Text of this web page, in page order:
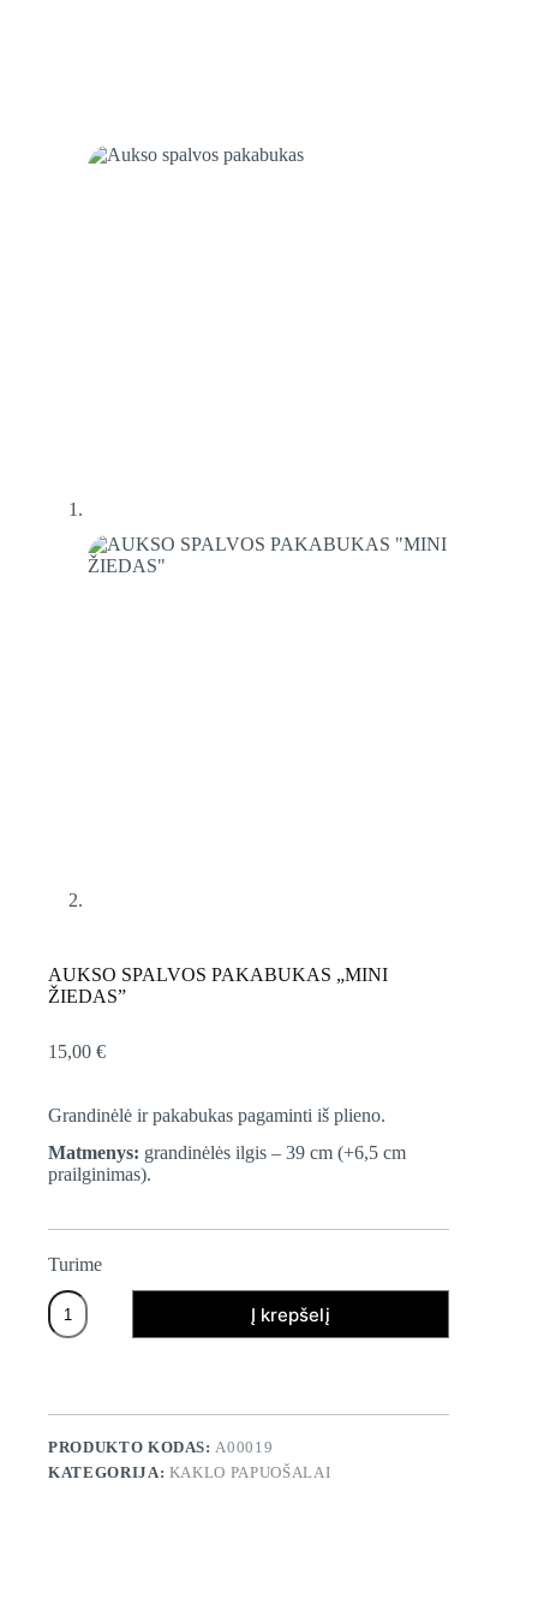
AUKSO SPALVOS PAKABUKAS „MINI
ŽIEDAS”
15,00 €
Grandinėlė ir pakabukas pagaminti iš plieno.
Matmenys: grandinėlės ilgis – 39 cm (+6,5 cm
prailginimas).
Turime
produkto
kiekis:
AUKSO
ŽIEDAS"
Į krepšelį
PRODUKTO KODAS:A00019
KATEGORIJA: KAKLO PAPUOŠALAI